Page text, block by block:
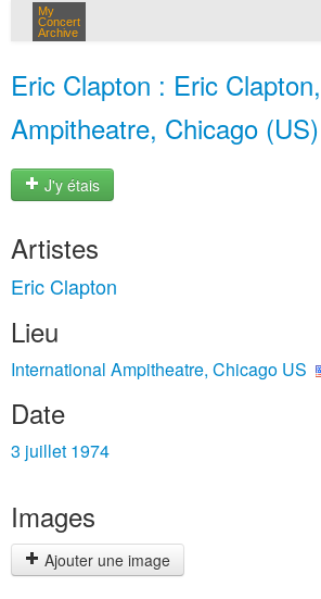
My
Concert
Archive
Eric Clapton : Eric
Ampitheatre, Chicago
J'y étais
Artistes
Eric Clapton
Lieu
International Ampitheatre, Chicago US
Date
3 juillet 1974
Images
Ajouter une image